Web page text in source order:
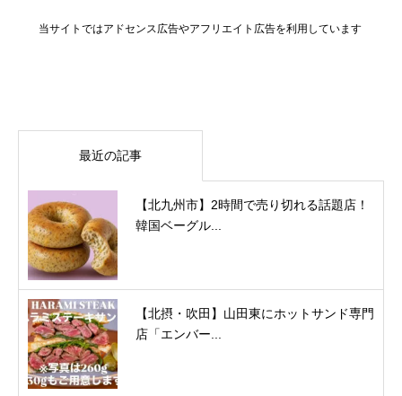
当サイトではアドセンス広告やアフリエイト広告を利用しています
最近の記事
【北九州市】2時間で売り切れる話題店！
韓国ベーグル...
【北摂・吹田】山田東にホットサンド専門
店「エンバー...